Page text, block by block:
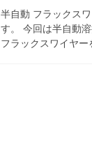
半自動 フラックス
す。 今回は半自動
フラックスワイヤ